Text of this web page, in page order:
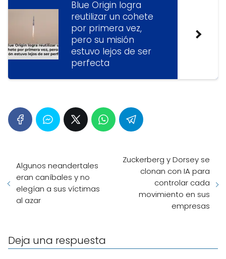
Blue Origin logra
reutilizar un cohete
por primera vez,
pero su misión
estuvo lejos de ser
perfecta
Algunos neandertales
eran caníbales y no
elegían a sus víctimas
al azar
Zuckerberg y Dorsey se
clonan con IA para
controlar cada
movimiento en sus
empresas
Deja una respuesta